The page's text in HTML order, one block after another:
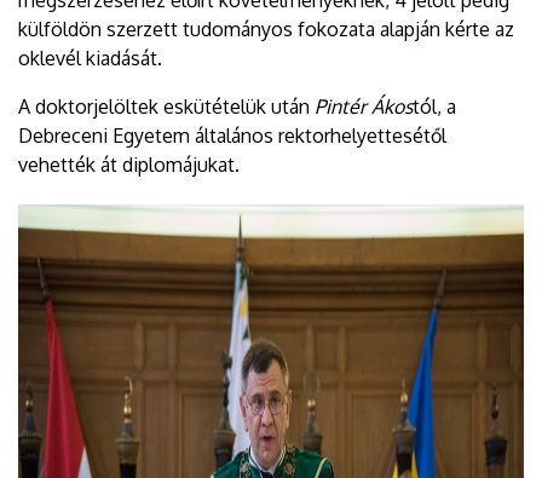
külföldön szerzett tudományos fokozata alapján kérte az
oklevél kiadását.
A doktorjelöltek eskütételük után Pintér Ákostól, a
Debreceni Egyetem általános rektorhelyettesétől
vehették át diplomájukat.